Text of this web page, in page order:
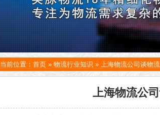
当前位置： 首页 » 物流行业知识 » 上海物流公司谈物
上海物流公